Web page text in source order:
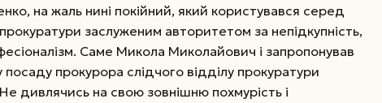
на жаль нині покійний, який користувався серед
прокуратури заслуженим авторитетом за непідкупність,
Саме Микола Миколайович і запропонував
посаду прокурора слідчого відділу прокуратури
дивлячись на свою зовнішню похмурість і